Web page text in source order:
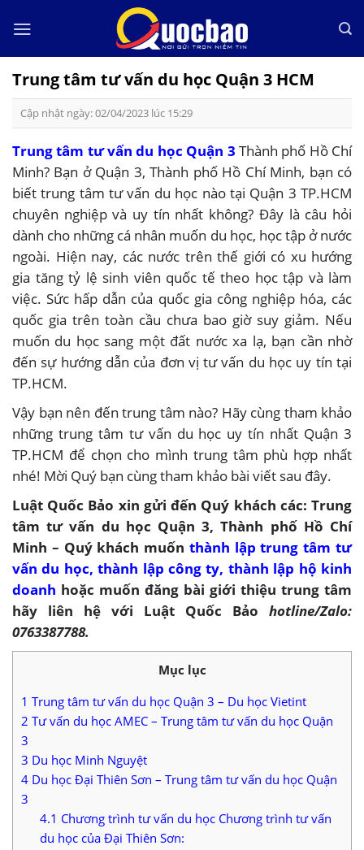
Trung tâm tư vấn du học Quận 3 HCM
Cập nhật ngày: 02/04/2023 lúc 15:29
Trung tâm tư vấn du học Quận 3 Thành phố Hồ Chí
Minh? Bạn ở Quận 3, Thành phố Hồ Chí Minh, bạn có
biết trung tâm tư vấn du học nào tại Quận 3 TP.HCM
chuyên nghiệp và uy tín nhất không? Đây là câu hỏi
dành cho những cá nhân muốn du học, học tập ở nước
ngoài. Hiện nay, các nước trên thế giới có xu hướng
gia tăng tỷ lệ sinh viên quốc tế theo học tập và làm
việc. Sức hấp dẫn của quốc gia công nghiệp hóa, các
quốc gia trên toàn cầu chưa bao giờ suy giảm. Nếu
muốn du học sang một đất nước xa lạ, bạn cần nhờ
đến sự hướng dẫn của đơn vị tư vấn du học uy tín tại
TP.HCM.
Vậy bạn nên đến trung tâm nào? Hãy cùng tham khảo
những trung tâm tư vấn du học uy tín nhất Quận 3
TP.HCM để chọn cho mình trung tâm phù hợp nhất
nhé! Mời Quý bạn cùng tham khảo bài viết sau đây.
Luật Quốc Bảo xin gửi đến Quý khách các: Trung
tâm tư vấn du học Quận 3, Thành phố Hồ Chí
Minh – Quý khách muốn thành lập trung tâm tư
vấn du học,thành lập công ty, thành lập hộ kinh
doanh hoặc muốn đăng bài giới thiệu trung tâm
hãy liên hệ với Luật Quốc Bảo hotline/Zalo:
0763387788.
Mục lục
1 Trung tâm tư vấn du học Quận 3 – Du học Vietint
2 Tư vấn du học AMEC – Trung tâm tư vấn du học Quận
3
3 Du học Minh Nguyệt
4 Du học Đại Thiên Sơn – Trung tâm tư vấn du học Quận
3
4.1 Chương trình tư vấn du học Chương trình tư vấn
du học của Đại Thiên Sơn: